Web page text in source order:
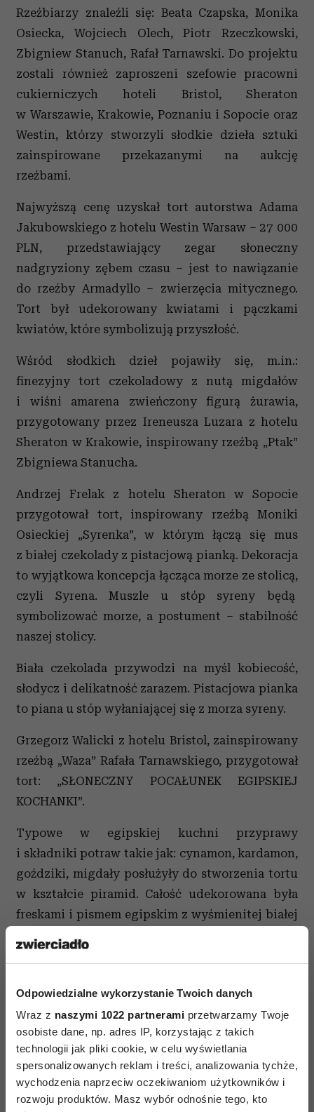
Odpowiedzialne wykorzystanie Twoich danych
Wraz z naszymi 1022 partnerami przetwarzamy Twoje
osobiste dane, np. adres IP, korzystając z takich
technologii jak pliki cookie, w celu wyświetlania
spersonalizowanych reklam i treści, analizowania tychże,
wychodzenia naprzeciw oczekiwaniom użytkowników i
rozwoju produktów. Masz wybór odnośnie tego, kto
Rzeźbiarzy znaleźli się: Beata Czapska, Monika
Osiecka, Wojciech Olech, Piotr Rzeczkowski,
Zbigniew Stanuch, Rafał Tarnawski. Do projektu
zostali również zaproszeni szefowie pracowni
cukierniczych hoteli Bristol, Sheraton
w Warszawie, Krakowie, Poznaniu i Sopocie oraz
Westin, którzy stworzyli słodkie dzieła sztuki
zainspirowane przekazanymi na aukcję
rzeźbami.
Najwyższą cenę uzyskał tort autorstwa Adama
Jakubowskiego z hotelu Westin Warsaw – 27 000
PLN, przedstawiający zegar słoneczny
nadgryziony zębem czasu – jest to nawiązanie
do rzeźby Armadyllo – zwierzęcia mitycznego.
Tort był udekorowany kwiatami i pączkami
kwiatów, które symbolizują przyszłość.
Wśród słodkich dzieł pojawiły się, m.in.:
finezyjny tort czekoladowy z nutą migdałów
i wiśni amarena zwieńczony figurą żurawia,
przygotowany przez Ireneusza Luzara z hotelu
Sheraton w Krakowie, inspirowany rzeźbą „Ptak”
Zbigniewa Stanucha.
Andrzej Frelak z hotelu Sheraton w Sopocie
przygotował tort, inspirowany rzeźbą Moniki
Osieckiej „Syrenka”, w którym łączą się mus
z białej czekolady z pistacjową pianką. Dekoracja
to wyjątkowa koncepcja łącząca morze ze stolicą,
czyli Syrena. Muszle u stóp syreny będą
symbolizować morze, a postument – stabilność
naszej stolicy.
Biała czekolada przywodzi na myśl kobiecość,
słodycz i delikatność zarazem. Pistacjowa pianka
to piana u stóp wyłaniającej się z morza syreny.
Grzegorz Walicki z hotelu Bristol, zainspirowany
rzeźbą „Waza” Rafała Tarnawskiego, przygotował
tort: „SŁONECZNY POCAŁUNEK EGIPSKIEJ
KOCHANKI”.
Typowe w egipskiej kuchni przyprawy
i składniki potraw takie jak: cynamon, kardamon,
goździki, migdały posłużyły do stworzenia tortu
w kształcie piramid. Całość udekorowana była
freskami i pismem egipskim z wyśmienitej białej
Mistrzów cukiernictwa wspierali m.in.:Hubert
Urbański, Daria Widawska, Grażyna Wolszczak
Edyta Jungowska, Waldemar Błaszczyk,
Mariola Bojarska - Ferenc.Wydarzenie
poprowadziłMaciej Orłoś.
Wszystkie uzyskane z aukcji środki zostaną